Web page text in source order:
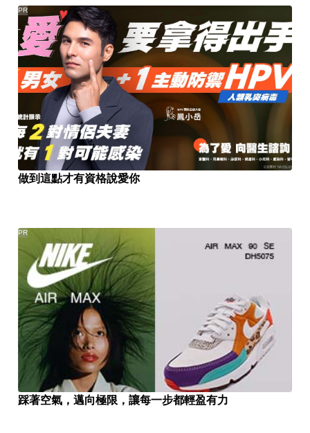
做到這點才有資格說愛你
PR
踩著空氣，邁向極限，讓每一步都輕盈有力
PR